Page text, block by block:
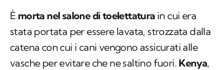
È morta nel salone di toelettatura in cui era
stata portata per essere lavata, strozzata dalla
catena con cui i cani vengono assicurati alle
vasche per evitare che ne saltino fuori. Kenya,